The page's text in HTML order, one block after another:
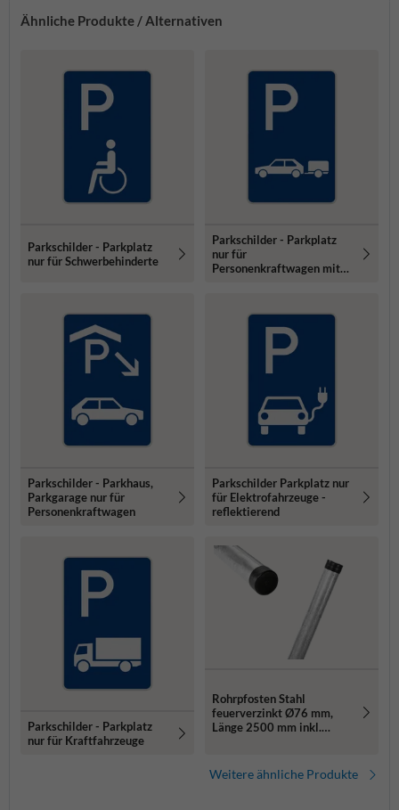
Ähnliche Produkte / Alternativen
Parkschilder - Parkplatz
nur für Schwerbehinderte
Parkschilder - Parkplatz
nur für
Personenkraftwagen mit
Parkschilder - Parkhaus,
Parkgarage nur für
Personenkraftwagen
Parkschilder Parkplatz nur
für Elektrofahrzeuge -
reflektierend
Parkschilder - Parkplatz
nur für Kraftfahrzeuge
Rohrpfosten Stahl
feuerverzinkt Ø76 mm,
Länge 2500 mm inkl.
Weitere ähnliche Produkte